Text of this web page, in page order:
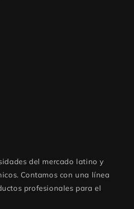
del mercado latino y
Contamos con una línea
profesionales para el